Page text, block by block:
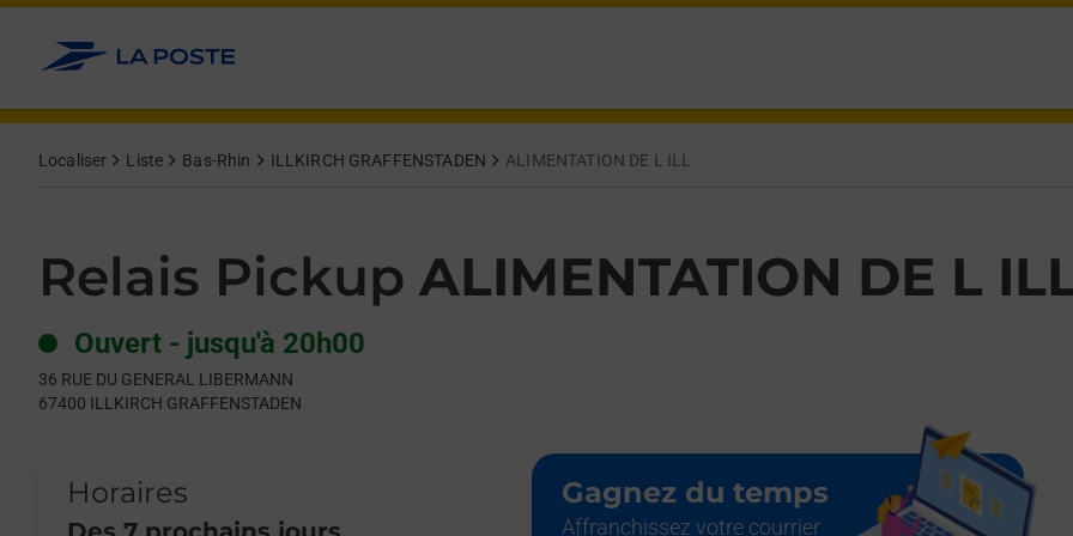
Allez au contenu
Localiser Liste Bas-Rhin ILLKIRCH GRAFFENSTADEN ALIMENTATION DE L ILL
Relais Pickup ALIMENTATION DE L
Ouvert - jusqu'à 20h00
36 RUE DU GENERAL LIBERMANN
67400 ILLKIRCH GRAFFENSTADEN
Horaires
Day of the WeekHours
Gagnez du temps
Affranchissez votre courrier
Get directions to Relais Pickup at 36 RUE DU GENERAL LIBERMANN ILLKIRCH GRAFFENSTADEN,
lien s'ouvre dans un nouvel onglet